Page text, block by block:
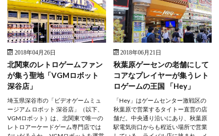
2018年04月26日
北関東のレトロゲームファン
が集う聖地「VGMロボット
深谷店」
埼玉県深谷市の「ビデオゲームミュ
ージアム ロボット 深谷店」（以下、
VGMロボット）は、北関東で唯一の
レトロアーケードゲーム専門店では
2018年06月21日
秋葉原ゲーセンの老舗にして
コアなプレイヤーが集うレト
ロゲームの王国 「Hey」
「Hey」はゲームセンター激戦区の
秋葉原で営業するタイトー直営の店
舗だ。中央通り沿いにあり、秋葉原
駅電気街口からも程近い場所で営業